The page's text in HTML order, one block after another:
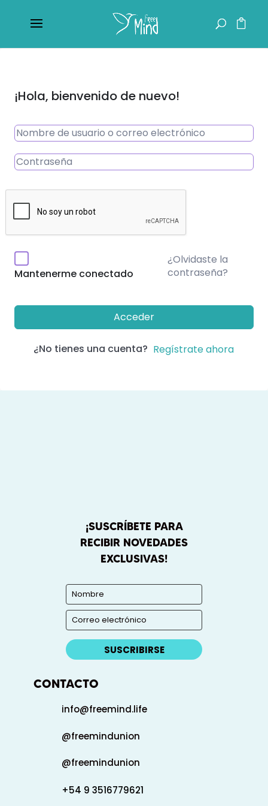
¡Hola, bienvenido de nuevo!
Mantenerme conectado
¿Olvidaste la
contraseña?
Acceder
¿No tienes una cuenta? Regístrate ahora
¡SUSCRÍBETE PARA
RECIBIR NOVEDADES
EXCLUSIVAS!
SUSCRIBIRSE
CONTACTO
info@freemind.life
@freemindunion
@freemindunion
+54 9 3516779621